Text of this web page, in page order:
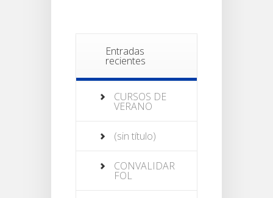
Entradas
recientes
CURSOS DE
VERANO
(sin título)
CONVALIDAR
FOL